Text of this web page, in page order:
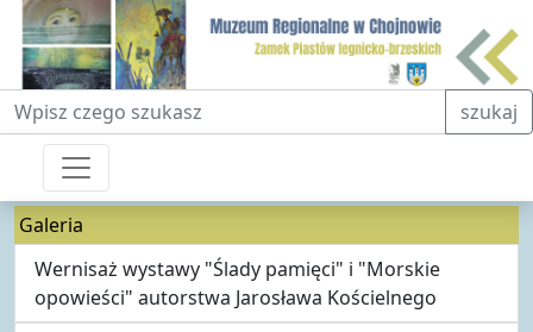
Fraza do wyszukiwania szukaj
Galeria
Wernisaż wystawy "Ślady pamięci" i "Morskie
opowieści" autorstwa Jarosława Kościelnego